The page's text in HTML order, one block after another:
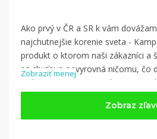
Ako prvý v ČR a SR k vám
najchutnejšie korenie sveta -
produkt o ktorom naši zákazníci a
sa chuťovo nevyrovná ničomu, čo
Nakupujte na
kategórie: Jedlo
Zobraziť menej
Zobraz